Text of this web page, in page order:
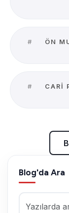
# ÖN
# CARI
Blog'da Ara